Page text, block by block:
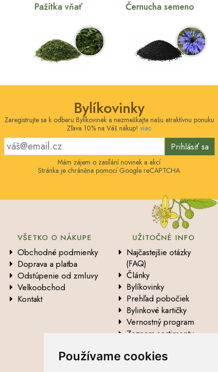
Používame cookies
Pažítka vňať Černucha semeno
Bylíkovinky
Zaregistrujte sa k odberu Bylíkovinek a nezmeškajte našu atraktívnu ponuku
Zľava 10% na Váš nákup! viac
Prihlásiť sa
Mám zájem o zasílání novinek a akcí
Stránka je chráněna pomocí Google reCAPTCHA
VŠETKO O NÁKUPE
Obchodné podmienky
Doprava a platba
Odstúpenie od zmluvy
Velkoobchod
Kontakt
UŽITOČNÉ INFO
Najčastejšie otázky
(FAQ)
Články
Bylíkovinky
Prehľad pobočiek
Bylinkové kartičky
Vernostný program
Zoznam sortimentu
údajov